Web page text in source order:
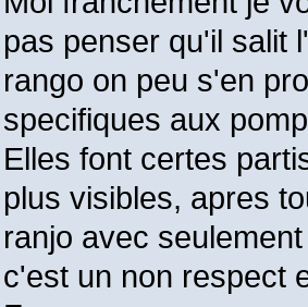
pas penser qu'il salit
rango on peu s'en
specifiques aux
Elles font certes
plus visibles, apres
ranjo avec
c'est un non respect